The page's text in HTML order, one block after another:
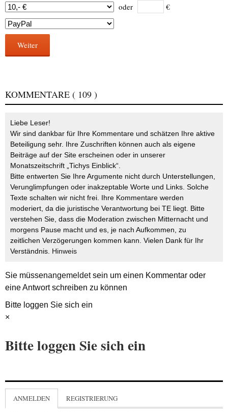
oder €
Weiter
KOMMENTARE ( 109 )
Liebe Leser!
Wir sind dankbar für Ihre Kommentare und schätzen Ihre aktive
Beteiligung sehr. Ihre Zuschriften können auch als eigene
Beiträge auf der Site erscheinen oder in unserer
Monatszeitschrift „Tichys Einblick“.
Bitte entwerten Sie Ihre Argumente nicht durch Unterstellungen,
Verunglimpfungen oder inakzeptable Worte und Links. Solche
Texte schalten wir nicht frei. Ihre Kommentare werden
moderiert, da die juristische Verantwortung bei TE liegt. Bitte
verstehen Sie, dass die Moderation zwischen Mitternacht und
morgens Pause macht und es, je nach Aufkommen, zu
zeitlichen Verzögerungen kommen kann. Vielen Dank für Ihr
Verständnis. Hinweis
Sie müssenangemeldetsein um einen Kommentar oder
eine Antwort schreiben zu können
Bitte loggen Sie sich ein
×
Bitte loggen Sie sich ein
ANMELDEN REGISTRIERUNG